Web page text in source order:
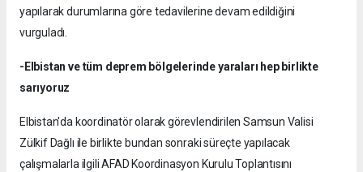
yapılarak durumlarına göre tedavilerine devam edildiğini
vurguladı.
-Elbistan ve tüm deprem bölgelerinde yaraları hep birlikte
sarıyoruz
Elbistan'da koordinatör olarak görevlendirilen Samsun Valisi
Zülkif Dağlı ile birlikte bundan sonraki süreçte yapılacak
çalışmalarla ilgili AFAD Koordinasyon Kurulu Toplantısını